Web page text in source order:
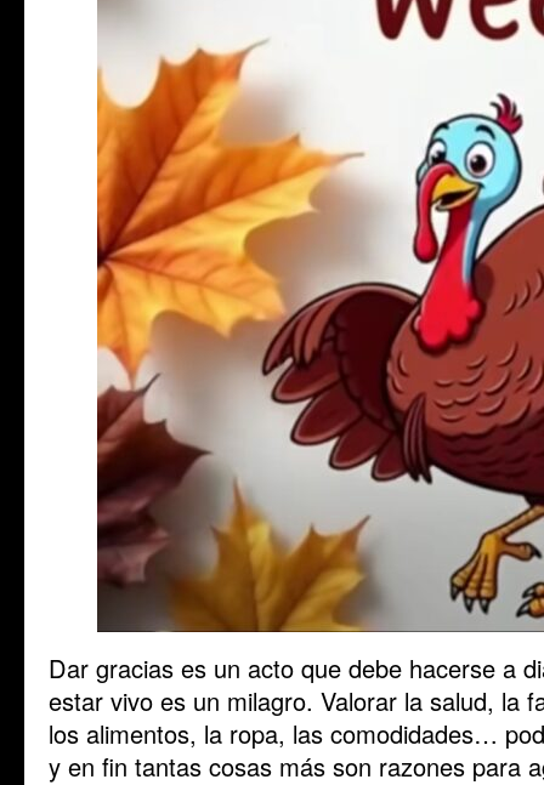
Dar gracias es un acto que debe hacerse a
estar vivo es un milagro. Valorar la salud, la
los alimentos, la ropa, las comodidades…
y en fin tantas cosas más son razones para